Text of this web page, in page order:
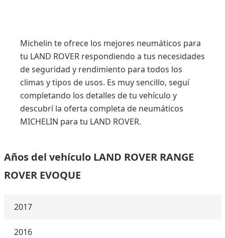
Michelin te ofrece los mejores neumáticos para
tu LAND ROVER respondiendo a tus necesidades
de seguridad y rendimiento para todos los
climas y tipos de usos. Es muy sencillo, seguí
completando los detalles de tu vehículo y
descubrí la oferta completa de neumáticos
MICHELIN para tu LAND ROVER.
Años del vehículo LAND ROVER RANGE
ROVER EVOQUE
2017
2016